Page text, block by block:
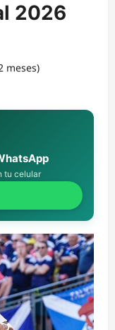
2026
meses)
tu celular